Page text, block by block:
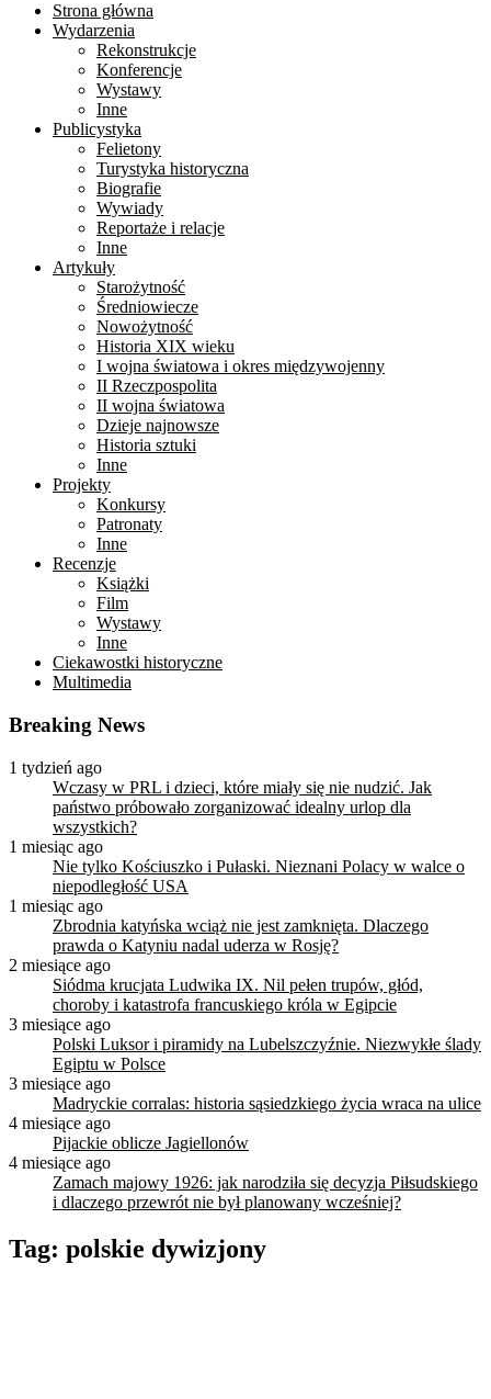
Strona główna
Wydarzenia
Rekonstrukcje
Konferencje
Wystawy
Inne
Publicystyka
Felietony
Turystyka historyczna
Biografie
Wywiady
Reportaże i relacje
Inne
Artykuły
Starożytność
Średniowiecze
Nowożytność
Historia XIX wieku
I wojna światowa i okres międzywojenny
II Rzeczpospolita
II wojna światowa
Dzieje najnowsze
Historia sztuki
Inne
Projekty
Konkursy
Patronaty
Inne
Recenzje
Książki
Film
Wystawy
Inne
Ciekawostki historyczne
Multimedia
Breaking News
1 tydzień ago
Wczasy w PRL i dzieci, które miały się nie nudzić. Jak
państwo próbowało zorganizować idealny urlop dla
wszystkich?
1 miesiąc ago
Nie tylko Kościuszko i Pułaski. Nieznani Polacy w walce o
niepodległość USA
1 miesiąc ago
Zbrodnia katyńska wciąż nie jest zamknięta. Dlaczego
prawda o Katyniu nadal uderza w Rosję?
2 miesiące ago
Siódma krucjata Ludwika IX. Nil pełen trupów, głód,
choroby i katastrofa francuskiego króla w Egipcie
3 miesiące ago
Polski Luksor i piramidy na Lubelszczyźnie. Niezwykłe ślady
Egiptu w Polsce
3 miesiące ago
Madryckie corralas: historia sąsiedzkiego życia wraca na ulice
4 miesiące ago
Pijackie oblicze Jagiellonów
4 miesiące ago
Zamach majowy 1926: jak narodziła się decyzja Piłsudskiego
i dlaczego przewrót nie był planowany wcześniej?
Tag: polskie dywizjony